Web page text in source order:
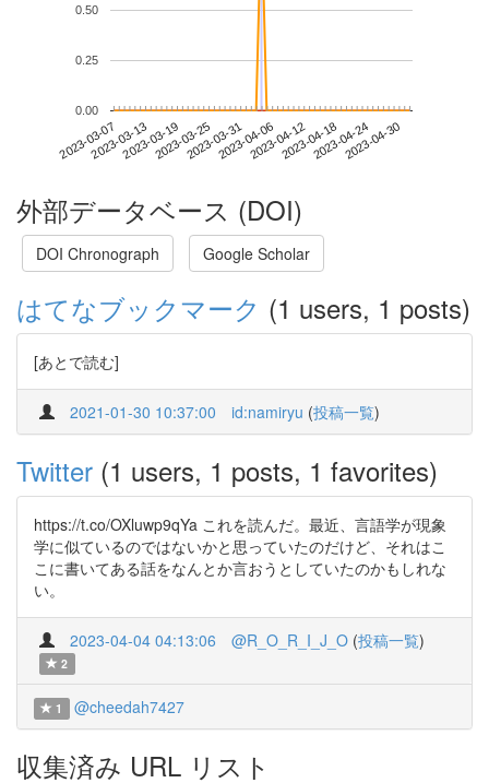
2023-03-072023-03-132023-03-192023-03-252023-03-312023-04-062023-04-122023-04-182023-04-242023-04-30
0.00
0.25
0.50
外部データベース (DOI)
DOI Chronograph Google Scholar
はてなブックマーク (1 users, 1 posts)
[あとで読む]
2021-01-30 10:37:00 id:namiryu (投稿一覧)
Twitter (1 users, 1 posts, 1 favorites)
https://t.co/OXluwp9qYa これを読んだ。最近、言語学が現象
学に似ているのではないかと思っていたのだけど、それはこ
こに書いてある話をなんとか言おうとしていたのかもしれな
い。
2023-04-04 04:13:06 @R_O_R_I_J_O (投稿一覧)
2
1 @cheedah7427
収集済み URL リスト